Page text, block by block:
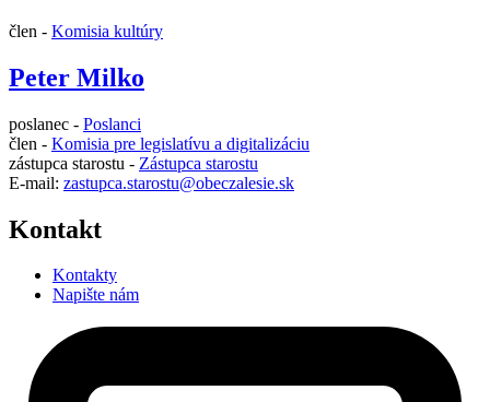
člen - Komisia kultúry
Peter Milko
poslanec - Poslanci
člen - Komisia pre legislatívu a digitalizáciu
zástupca starostu - Zástupca starostu
E-mail: zastupca.starostu@obeczalesie.sk
Kontakt
Kontakty
Napište nám